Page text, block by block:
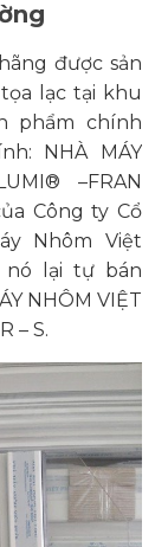
được sản
lạc tại khu
phẩm chính
NHÀ MÁY
–FRAN
Công ty Cổ
Nhôm Việt
nó lại tự bán
NHÔM VIỆT
– S.